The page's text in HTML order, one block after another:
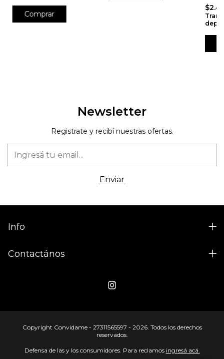
Newsletter
Registrate y recibí nuestras ofertas.
Info
Contactános
Copyright Convidame - 27311565597 - 2026. Todos los derechos
reservados.
Defensa de las y los consumidores. Para reclamos ingresá acá.